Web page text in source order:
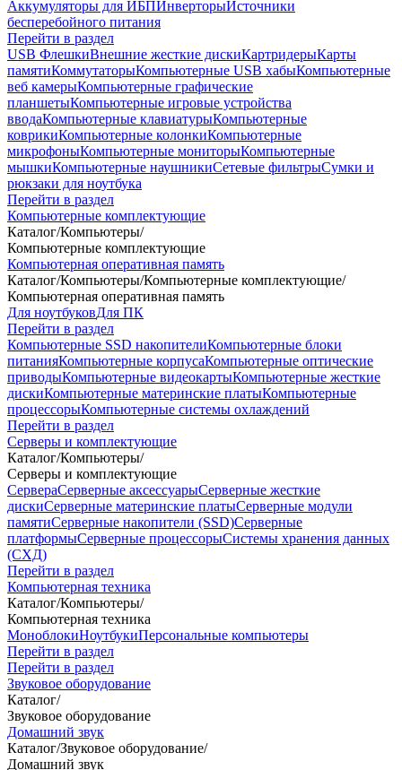
Аккумуляторы для ИБПИнверторыИсточники
бесперебойного питания
Перейти в раздел
USB ФлешкиВнешние жесткие дискиКартридерыКарты
памятиКоммутаторыКомпьютерные USB хабыКомпьютерные
веб камерыКомпьютерные графические
планшетыКомпьютерные игровые устройства
вводаКомпьютерные клавиатурыКомпьютерные
коврикиКомпьютерные колонкиКомпьютерные
микрофоныКомпьютерные мониторыКомпьютерные
мышкиКомпьютерные наушникиСетевые фильтрыСумки и
рюкзаки для ноутбука
Перейти в раздел
Компьютерные комплектующие
Каталог/Компьютеры/
Компьютерные комплектующие
Компьютерная оперативная память
Каталог/Компьютеры/Компьютерные комплектующие/
Компьютерная оперативная память
Для ноутбуковДля ПК
Перейти в раздел
Компьютерные SSD накопителиКомпьютерные блоки
питанияКомпьютерные корпусаКомпьютерные оптические
приводыКомпьютерные видеокартыКомпьютерные жесткие
дискиКомпьютерные материнские платыКомпьютерные
процессорыКомпьютерные системы охлаждений
Перейти в раздел
Серверы и комплектующие
Каталог/Компьютеры/
Серверы и комплектующие
СервераСерверные аксессуарыСерверные жесткие
дискиСерверные материнские платыСерверные модули
памятиСерверные накопители (SSD)Серверные
платформыСерверные процессорыСистемы хранения данных
(СХД)
Перейти в раздел
Компьютерная техника
Каталог/Компьютеры/
Компьютерная техника
МоноблокиНоутбукиПерсональные компьютеры
Перейти в раздел
Перейти в раздел
Звуковое оборудование
Каталог/
Звуковое оборудование
Домашний звук
Каталог/Звуковое оборудование/
Домашний звук